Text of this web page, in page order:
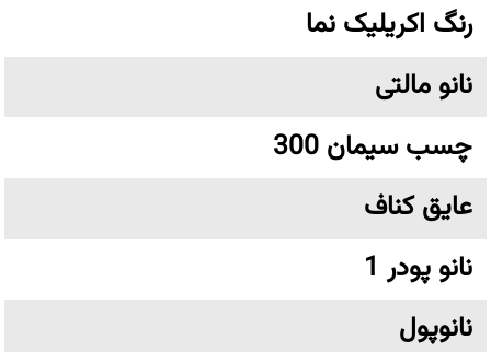
رنگ اکریلیک نما
نانو مالتی
چسب سیمان 300
عایق کناف
نانو پودر 1
نانوپول